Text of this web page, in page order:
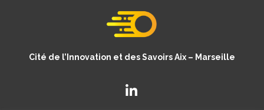
Cité de l’Innovation et des Savoirs Aix – Marseille